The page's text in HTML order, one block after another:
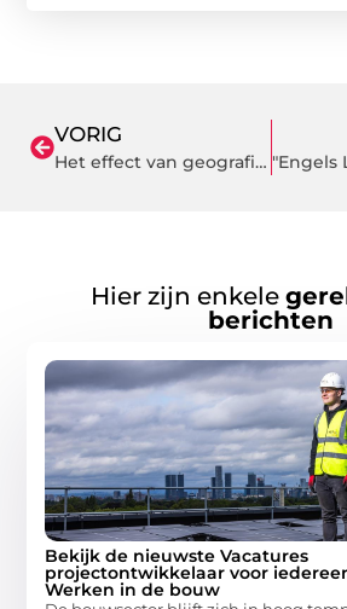
VORIG
Het effect van geografische locatie op zonnepanelenrendement
Hier zijn enkele
berichten
Bekijk de nieuwste Vacatures
projectontwikkelaar voor
Werken in de bouw